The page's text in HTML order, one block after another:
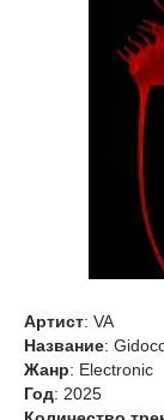
Артист: VA
Название:
Жанр: Electronic
Год: 2025